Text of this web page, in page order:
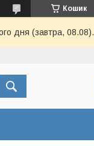
Кошик
дня (завтра, 08.08).